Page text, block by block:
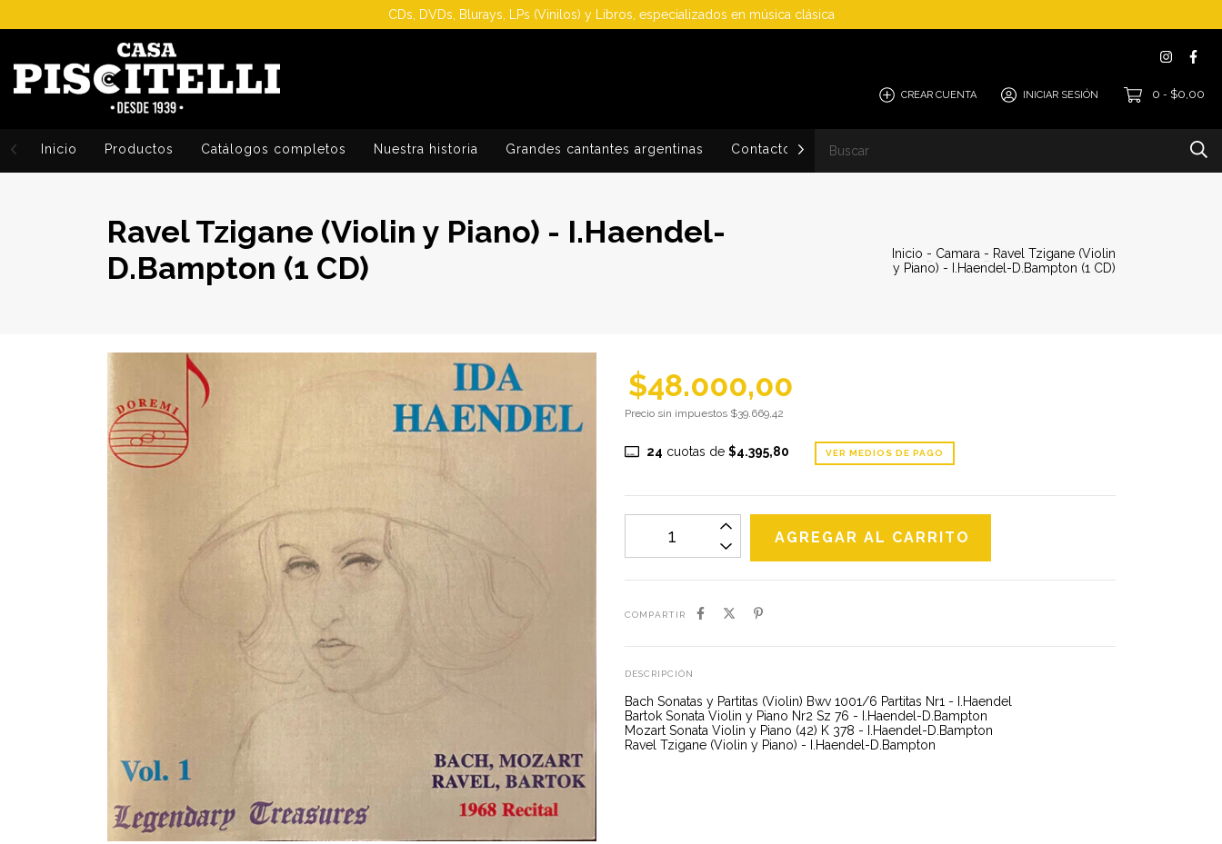
CDs, DVDs, Blurays, LPs (Vinilos) y Libros, especializados en música clásica
CREAR CUENTA INICIAR SESIÓN 0 - $0,00
Inicio Productos Catálogos completos Nuestra historia Grandes cantantes argentinas Contacto Cómo Comprar
Ravel Tzigane (Violin y Piano) - I.Haendel-
D.Bampton (1 CD)
Inicio - Camara - Ravel Tzigane (Violin
y Piano) - I.Haendel-D.Bampton (1 CD)
$48.000,00
Precio sin impuestos $39.669,42
24 cuotas de $4.395,80 VER MEDIOS DE PAGO
COMPARTIR
DESCRIPCIÓN
Bach Sonatas y Partitas (Violin) Bwv 1001/6 Partitas Nr1 - I.Haendel
Bartok Sonata Violin y Piano Nr2 Sz 76 - I.Haendel-D.Bampton
Mozart Sonata Violin y Piano (42) K 378 - I.Haendel-D.Bampton
Ravel Tzigane (Violin y Piano) - I.Haendel-D.Bampton